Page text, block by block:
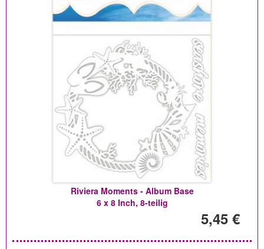
Riviera Moments - Album Base
6 x 8 Inch, 8-teilig
5,45 €